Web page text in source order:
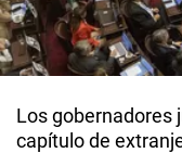
Los gobernadores
capítulo de